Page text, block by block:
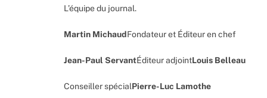
L’équipe du journal.
Martin MichaudFondateur et Éditeur en chef
Jean-Paul ServantÉditeur adjointLouis Belleau
Conseiller spécialPierre-Luc Lamothe